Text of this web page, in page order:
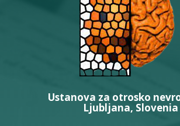
Ustanova za otrosko
Ljubljana, Slovenia